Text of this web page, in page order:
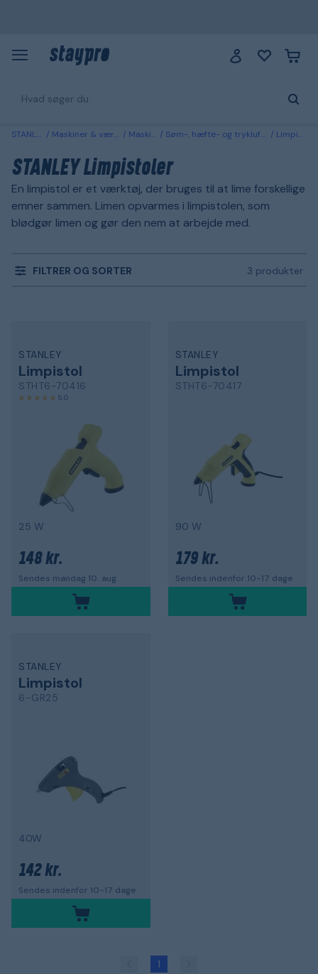
STANLEY Maskiner & værktøj Maskiner Søm-, hæfte- og trykluftspistoler Limpistoler
STANLEY Limpistoler
En limpistol er et værktøj, der bruges til at lime forskellige
emner sammen. Limen opvarmes i limpistolen, som
blødgør limen og gør den nem at arbejde med.
FILTRER OG SORTER 3 produkter
STANLEY
Limpistol
STHT6-70416
5,0
25 W
148 kr.
Sendes mandag 10. aug.
STANLEY
Limpistol
STHT6-70417
90 W
179 kr.
Sendes indenfor 10-17 dage
STANLEY
Limpistol
6-GR25
40W
142 kr.
Sendes indenfor 10-17 dage
1